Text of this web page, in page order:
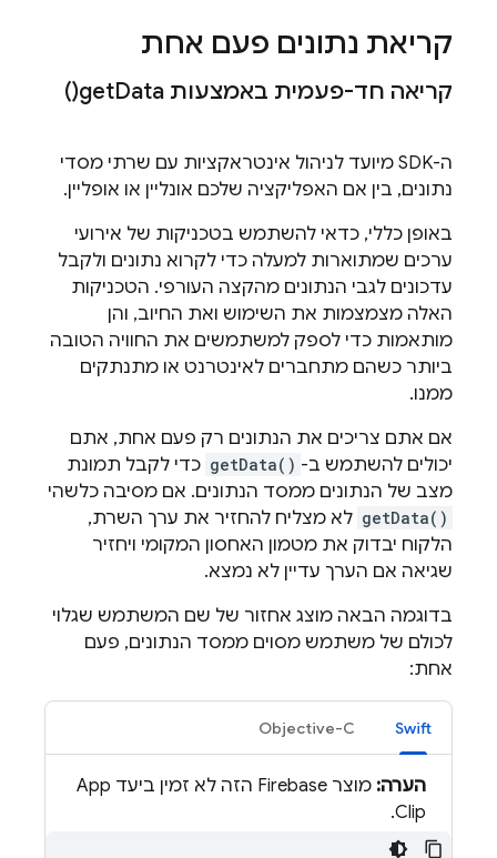
קריאת נתונים פעם אחת
קריאה חד-פעמית באמצעות getData(
)
ה-SDK מיועד לניהול אינטראקציות עם שרתי מסדי
נתונים, בין אם האפליקציה שלכם אונליין או אופליין.
באופן כללי, כדאי להשתמש בטכניקות של אירועי
ערכים שמתוארות למעלה כדי לקרוא נתונים ולקבל
עדכונים לגבי הנתונים מהקצה העורפי. הטכניקות
האלה מצמצמות את השימוש ואת החיוב, והן
מותאמות כדי לספק למשתמשים את החוויה הטובה
ביותר כשהם מתחברים לאינטרנט או מתנתקים
ממנו.
אם אתם צריכים את הנתונים רק פעם אחת, אתם
יכולים להשתמש ב- getData() כדי לקבל תמונת
מצב של הנתונים ממסד הנתונים. אם מסיבה כלשהי
getData() לא מצליח להחזיר את ערך השרת,
הלקוח יבדוק את מטמון האחסון המקומי ויחזיר
שגיאה אם הערך עדיין לא נמצא.
בדוגמה הבאה מוצג אחזור של שם המשתמש שגלוי
לכולם של משתמש מסוים ממסד הנתונים, פעם
אחת:
Swift
Objective-C
הערה:
מוצר Firebase הזה לא זמין ביעד App
Clip.